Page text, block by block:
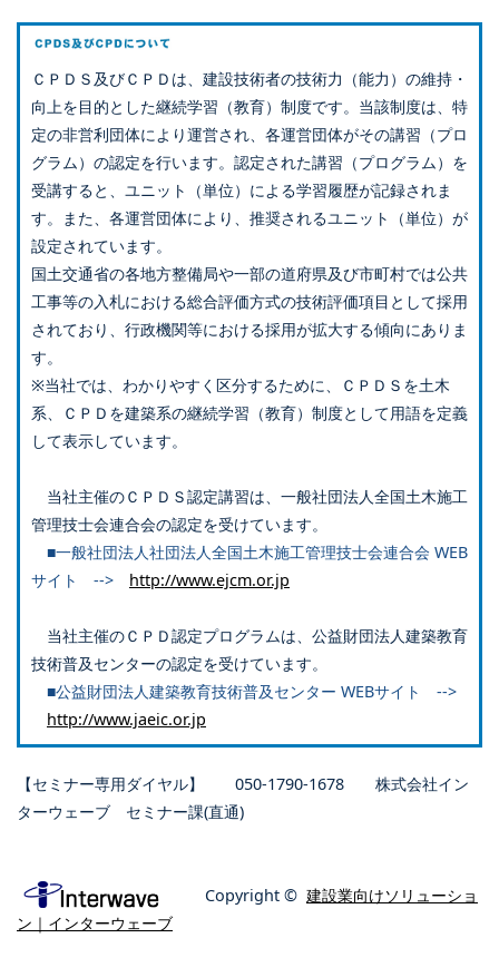
ＣＰＤＳ及びＣＰＤは、建設技術者の技術力（能力）の維持・
向上を目的とした継続学習（教育）制度です。当該制度は、特
定の非営利団体により運営され、各運営団体がその講習（プロ
グラム）の認定を行います。認定された講習（プログラム）を
受講すると、ユニット（単位）による学習履歴が記録されま
す。また、各運営団体により、推奨されるユニット（単位）が
設定されています。
国土交通省の各地方整備局や一部の道府県及び市町村では公共
工事等の入札における総合評価方式の技術評価項目として採用
されており、行政機関等における採用が拡大する傾向にありま
す。
※当社では、わかりやすく区分するために、ＣＰＤＳを土木
系、ＣＰＤを建築系の継続学習（教育）制度として用語を定義
して表示しています。
当社主催のＣＰＤＳ認定講習は、一般社団法人全国土木施工
管理技士会連合会の認定を受けています。
■一般社団法人社団法人全国土木施工管理技士会連合会 WEB
サイト --> http://www.ejcm.or.jp
当社主催のＣＰＤ認定プログラムは、公益財団法人建築教育
技術普及センターの認定を受けています。
■公益財団法人建築教育技術普及センター WEBサイト -->
http://www.jaeic.or.jp
【セミナー専用ダイヤル】 050-1790-1678 株式会社イン
ターウェーブ セミナー課(直通)
Copyright © 建設業向けソリューショ
ン｜インターウェーブ